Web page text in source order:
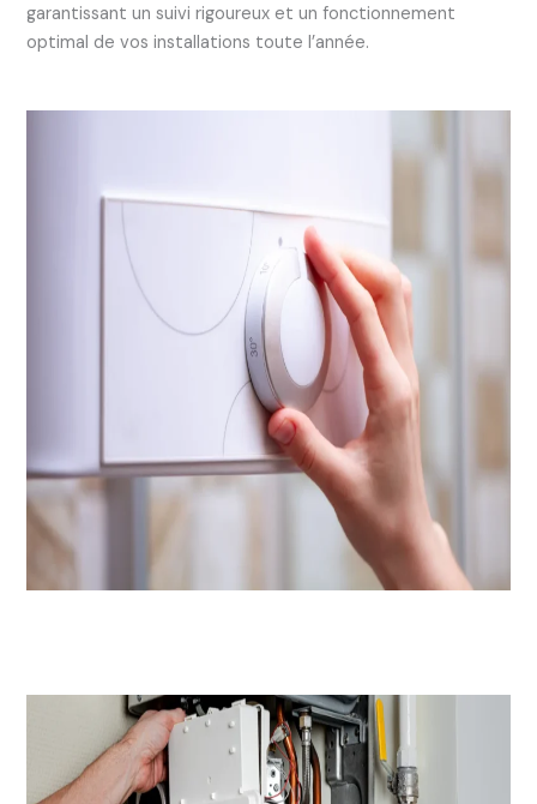
garantissant un suivi rigoureux et un fonctionnement
optimal de vos installations toute l’année.